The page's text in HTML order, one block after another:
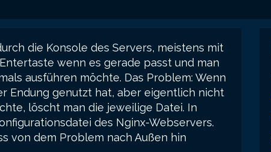
die Konsole des Servers, meistens mit
wenn es gerade passt und man
ausführen möchte. Das Problem: Wenn
Endung genutzt hat, aber eigentlich nicht
löscht man die jeweilige Datei. In
des Nginx-Webservers.
von dem Problem nach Außen hin